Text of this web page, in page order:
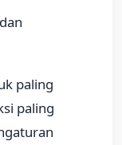
paling
paling